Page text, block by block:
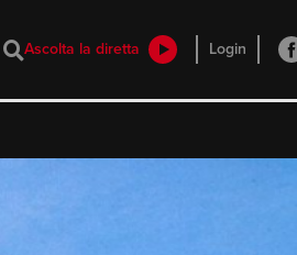
Ascolta la diretta Login